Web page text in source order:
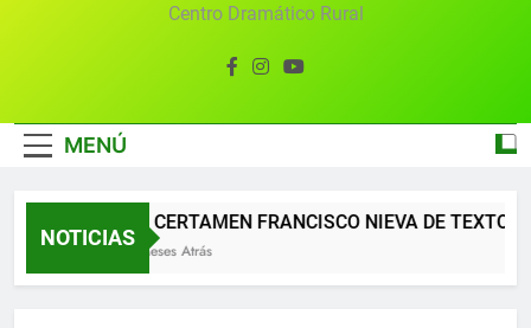
Centro Dramático Rural
MENÚ
NOTICIAS
XII CERTAMEN FRANCISCO NIEVA DE TEXTOS
2 Meses Atrás